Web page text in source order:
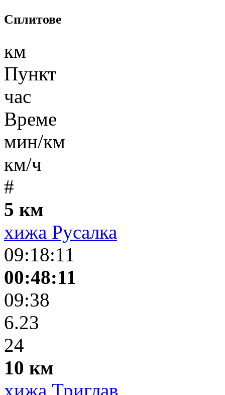
Сплитове
км
Пункт
час
Време
мин/км
км/ч
#
5 км
хижа Русалка
09:18:11
00:48:11
09:38
6.23
24
10 км
хижа Триглав